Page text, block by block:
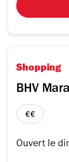
Shopping
BHV
prix
sur
Ouvert le